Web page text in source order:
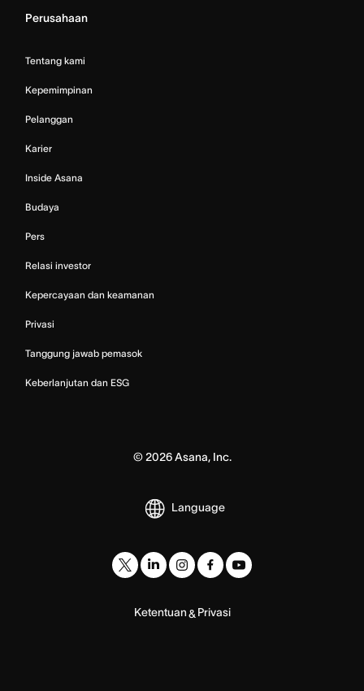
Perusahaan
Tentang kami
Kepemimpinan
Pelanggan
Karier
Inside Asana
Budaya
Pers
Relasi investor
Kepercayaan dan keamanan
Privasi
Tanggung jawab pemasok
Keberlanjutan dan ESG
© 2026Asana, Inc.
Language
Ketentuan& Privasi